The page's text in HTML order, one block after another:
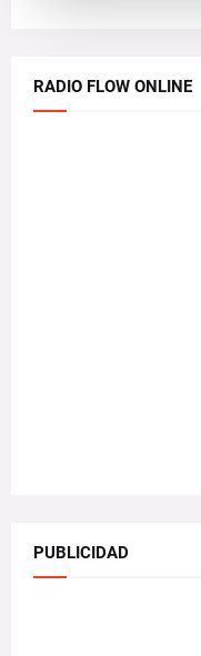
RADIO FLOW ONLINE
PUBLICIDAD